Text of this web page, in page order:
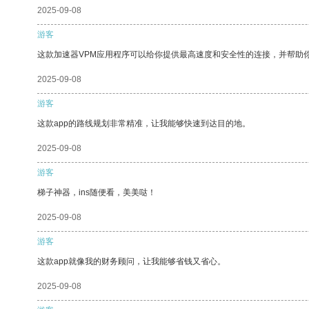
2025-09-08
游客
这款加速器VPM应用程序可以给你提供最高速度和安全性的连接，并帮助
2025-09-08
游客
这款app的路线规划非常精准，让我能够快速到达目的地。
2025-09-08
游客
梯子神器，ins随便看，美美哒！
2025-09-08
游客
这款app就像我的财务顾问，让我能够省钱又省心。
2025-09-08